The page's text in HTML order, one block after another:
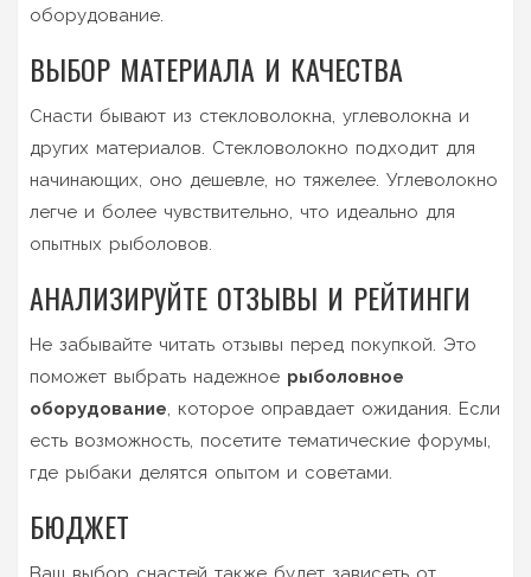
оборудование.
ВЫБОР МАТЕРИАЛА И КАЧЕСТВА
Снасти бывают из стекловолокна, углеволокна и
других материалов. Стекловолокно подходит для
начинающих, оно дешевле, но тяжелее. Углеволокно
легче и более чувствительно, что идеально для
опытных рыболовов.
АНАЛИЗИРУЙТЕ ОТЗЫВЫ И РЕЙТИНГИ
Не забывайте читать отзывы перед покупкой. Это
поможет выбрать надежное рыболовное
оборудование, которое оправдает ожидания. Если
есть возможность, посетите тематические форумы,
где рыбаки делятся опытом и советами.
БЮДЖЕТ